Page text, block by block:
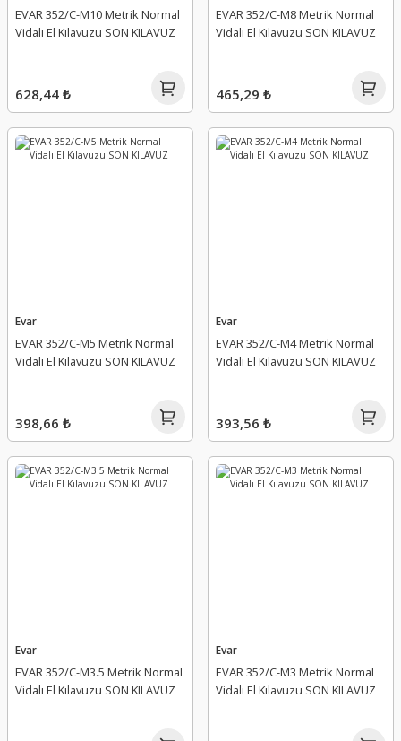
EVAR 352/C-M10 Metrik Normal
Vidalı El Kılavuzu SON KILAVUZ
628,44 ₺
EVAR 352/C-M8 Metrik Normal
Vidalı El Kılavuzu SON KILAVUZ
465,29 ₺
Evar
EVAR 352/C-M5 Metrik Normal
Vidalı El Kılavuzu SON KILAVUZ
398,66 ₺
Evar
EVAR 352/C-M4 Metrik Normal
Vidalı El Kılavuzu SON KILAVUZ
393,56 ₺
Evar
EVAR 352/C-M3.5 Metrik Normal
Vidalı El Kılavuzu SON KILAVUZ
Evar
EVAR 352/C-M3 Metrik Normal
Vidalı El Kılavuzu SON KILAVUZ